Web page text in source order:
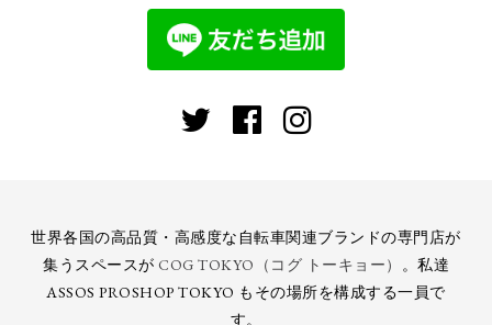
世界各国の高品質・高感度な自転車関連ブランドの専門店が
集うスペースが COG TOKYO（コグ トーキョー） 。私達
ASSOS PROSHOP TOKYO もその場所を構成する一員で
す。